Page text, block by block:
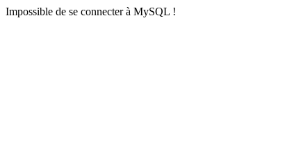
Impossible de se connecter à MySQL !